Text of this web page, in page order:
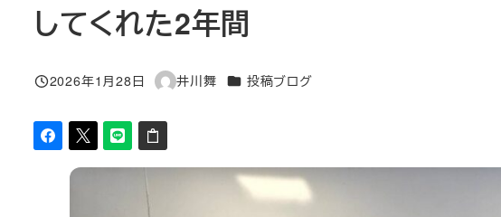
してくれた2年間
投稿日
2026年1月28日
著
井川舞 カテゴリー
投稿ブログ